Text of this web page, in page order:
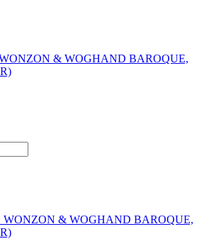
& WOGHAND BAROQUE,
WONZON & WOGHAND BAROQUE,